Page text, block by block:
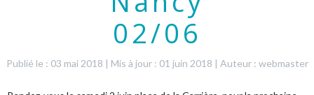
02/06
Publié le : 03 mai 2018 | Mis à jour : 01 juin 2018 | Auteur : webmaster